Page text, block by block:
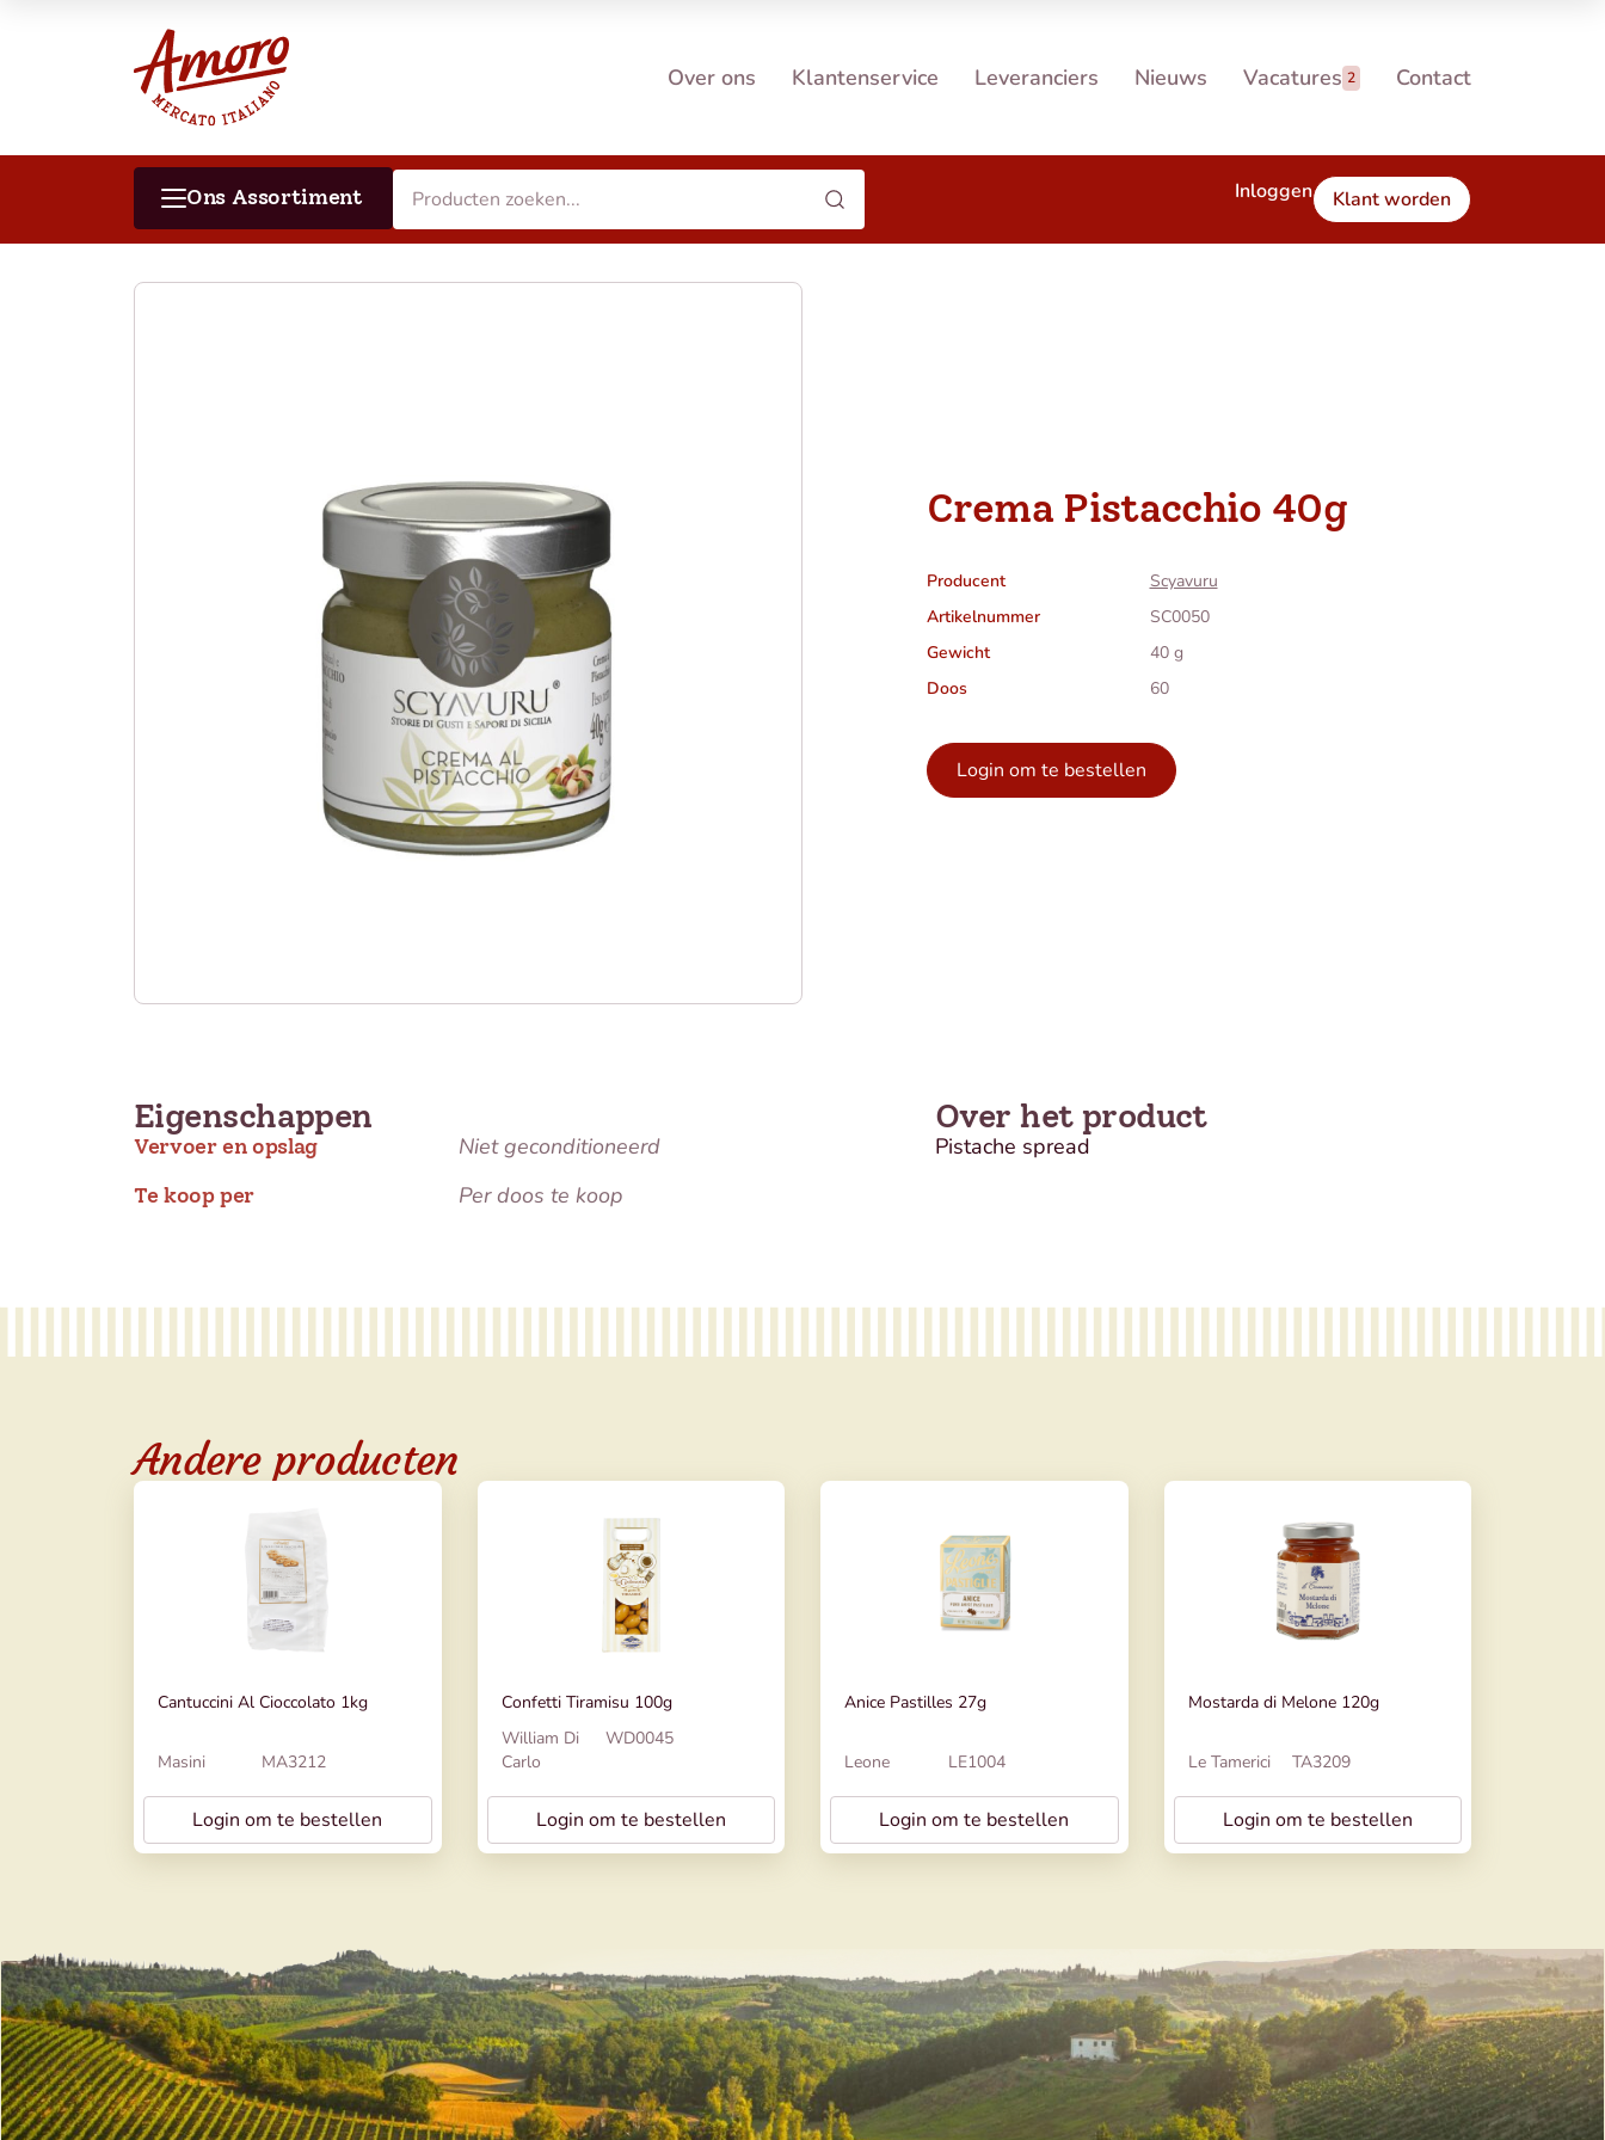
Over ons Klantenservice Leveranciers Nieuws Vacatures 2 Contact
Ons Assortiment Inloggen Klant worden
Crema Pistacchio 40g
Producent
Scyavuru
Artikelnummer
SC0050
Gewicht
40 g
Doos
60
Login om te bestellen
Eigenschappen
Vervoer en opslag Niet geconditioneerd
Te koop per Per doos te koop
Over het product
Pistache spread
Andere producten
Cantuccini Al Cioccolato 1kg
Masini MA3212
Login om te bestellen
Confetti Tiramisu 100g
William Di
Carlo
WD0045
Login om te bestellen
Anice Pastilles 27g
Leone LE1004
Login om te bestellen
Mostarda di Melone 120g
Le Tamerici TA3209
Login om te bestellen